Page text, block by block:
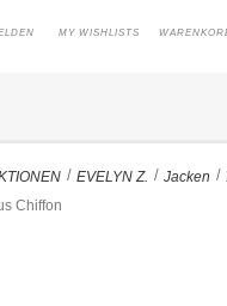
MY WISHLISTS
> EVELYN Z. > Jacken >
Chiffon